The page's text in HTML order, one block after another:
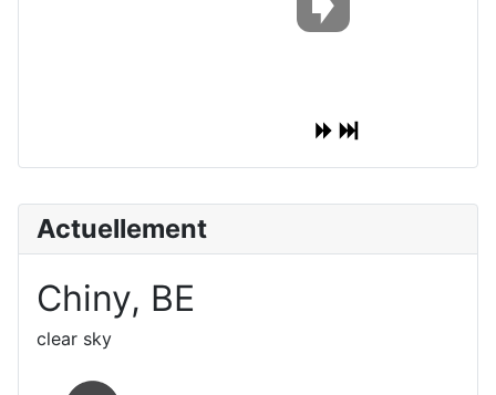
Actuellement
Chiny, BE
clear sky